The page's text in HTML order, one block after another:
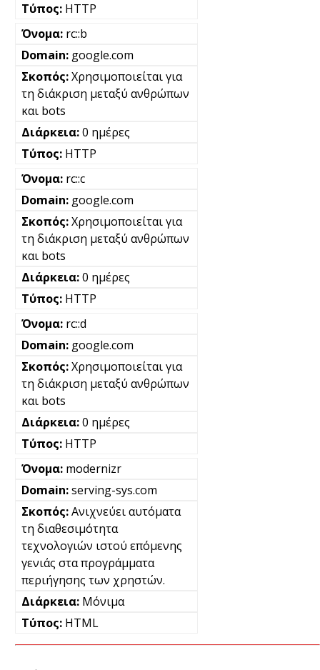
HTTP
rc::b
google.com
Χρησιμοποιείται για
τη διάκριση μεταξύ ανθρώπων
και bots
0 ημέρες
HTTP
rc::c
google.com
Χρησιμοποιείται για
τη διάκριση μεταξύ ανθρώπων
και bots
0 ημέρες
HTTP
rc::d
google.com
Χρησιμοποιείται για
τη διάκριση μεταξύ ανθρώπων
και bots
0 ημέρες
HTTP
modernizr
serving-sys.com
Ανιχνεύει αυτόματα
τη διαθεσιμότητα
τεχνολογιών ιστού επόμενης
γενιάς στα προγράμματα
περιήγησης των χρηστών.
Μόνιμα
HTML